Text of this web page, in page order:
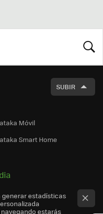
SUBIR
Móvil
Smart Home
generar estadísticas
estarás